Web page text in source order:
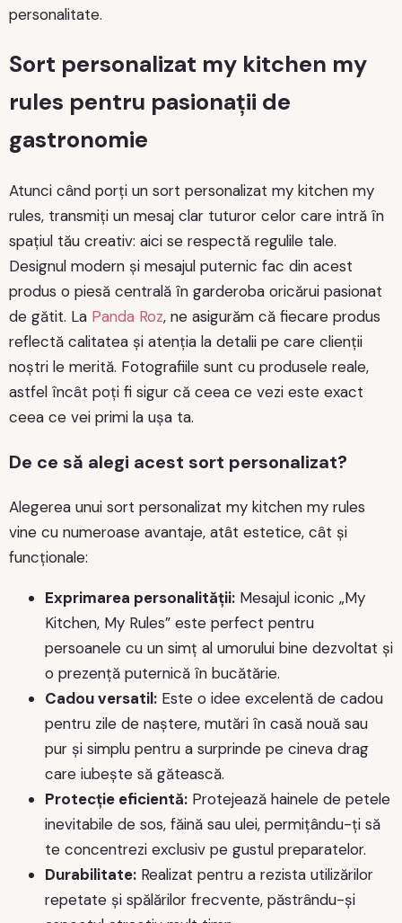
personalitate.
Sort personalizat my kitchen my
rules pentru pasionații de
gastronomie
Atunci când porți un sort personalizat my kitchen my
rules, transmiți un mesaj clar tuturor celor care intră în
spațiul tău creativ: aici se respectă regulile tale.
Designul modern și mesajul puternic fac din acest
produs o piesă centrală în garderoba oricărui pasionat
de gătit. La Panda Roz, ne asigurăm că fiecare produs
reflectă calitatea și atenția la detalii pe care clienții
noștri le merită. Fotografiile sunt cu produsele reale,
astfel încât poți fi sigur că ceea ce vezi este exact
ceea ce vei primi la ușa ta.
De ce să alegi acest sort personalizat?
Alegerea unui sort personalizat my kitchen my rules
vine cu numeroase avantaje, atât estetice, cât și
funcționale:
Exprimarea personalității: Mesajul iconic „My
Kitchen, My Rules” este perfect pentru
persoanele cu un simț al umorului bine dezvoltat și
o prezență puternică în bucătărie.
Cadou versatil: Este o idee excelentă de cadou
pentru zile de naștere, mutări în casă nouă sau
pur și simplu pentru a surprinde pe cineva drag
care iubește să gătească.
Protecție eficientă: Protejează hainele de petele
inevitabile de sos, făină sau ulei, permițându-ți să
te concentrezi exclusiv pe gustul preparatelor.
Durabilitate: Realizat pentru a rezista utilizărilor
repetate și spălărilor frecvente, păstrându-și